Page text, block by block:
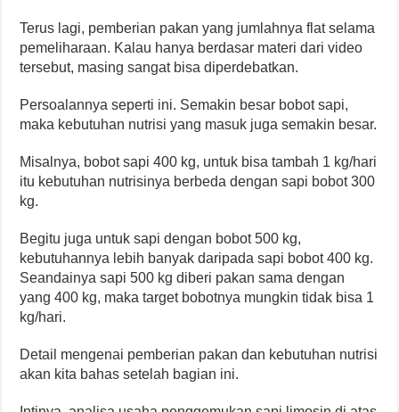
Terus lagi, pemberian pakan yang jumlahnya flat selama
pemeliharaan. Kalau hanya berdasar materi dari video
tersebut, masing sangat bisa diperdebatkan.
Persoalannya seperti ini. Semakin besar bobot sapi,
maka kebutuhan nutrisi yang masuk juga semakin besar.
Misalnya, bobot sapi 400 kg, untuk bisa tambah 1 kg/hari
itu kebutuhan nutrisinya berbeda dengan sapi bobot 300
kg.
Begitu juga untuk sapi dengan bobot 500 kg,
kebutuhannya lebih banyak daripada sapi bobot 400 kg.
Seandainya sapi 500 kg diberi pakan sama dengan
yang 400 kg, maka target bobotnya mungkin tidak bisa 1
kg/hari.
Detail mengenai pemberian pakan dan kebutuhan nutrisi
akan kita bahas setelah bagian ini.